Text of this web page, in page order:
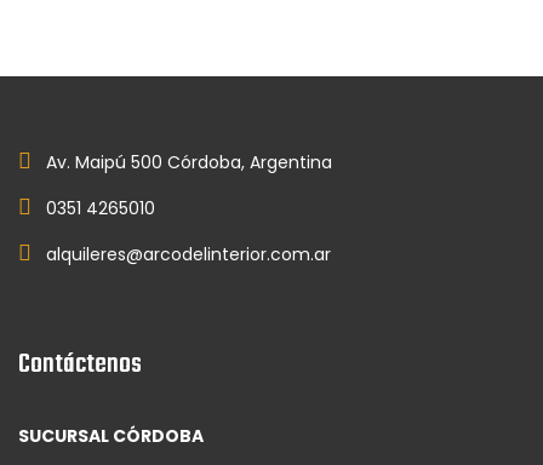
Av. Maipú 500 Córdoba, Argentina
0351 4265010
alquileres@arcodelinterior.com.ar
Contáctenos
SUCURSAL CÓRDOBA